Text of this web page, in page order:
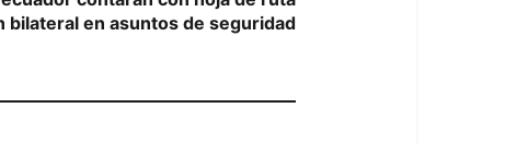
bilateral en asuntos de seguridad